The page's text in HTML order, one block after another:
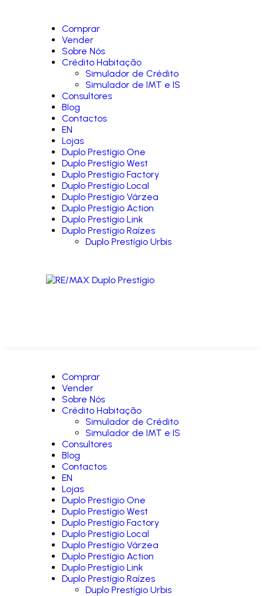
Comprar
Vender
Sobre Nós
Crédito Habitação
Simulador de Crédito
Simulador de IMT e IS
Consultores
Blog
Contactos
EN
Lojas
Duplo Prestígio One
Duplo Prestígio West
Duplo Prestígio Factory
Duplo Prestígio Local
Duplo Prestígio Várzea
Duplo Prestígio Action
Duplo Prestígio Link
Duplo Prestígio Raízes
Duplo Prestígio Urbis
Comprar
Vender
Sobre Nós
Crédito Habitação
Simulador de Crédito
Simulador de IMT e IS
Consultores
Blog
Contactos
EN
Lojas
Duplo Prestígio One
Duplo Prestígio West
Duplo Prestígio Factory
Duplo Prestígio Local
Duplo Prestígio Várzea
Duplo Prestígio Action
Duplo Prestígio Link
Duplo Prestígio Raízes
Duplo Prestígio Urbis